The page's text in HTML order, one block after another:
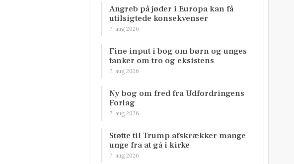
Angreb på jøder i Europa kan få
utilsigtede konsekvenser
7. aug 2026
Fine input i bog om børn og unges
tanker om tro og eksistens
7. aug 2026
Ny bog om fred fra Udfordringens
Forlag
7. aug 2026
Støtte til Trump afskrækker mange
unge fra at gå i kirke
7. aug 2026